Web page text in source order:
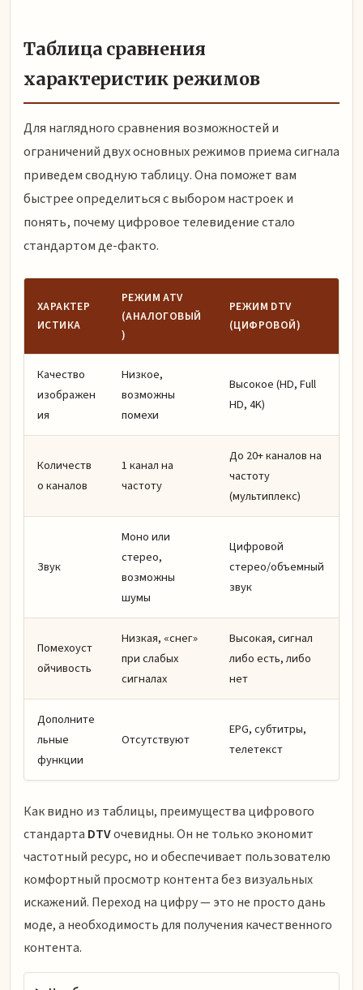
Таблица сравнения
характеристик режимов
Для наглядного сравнения возможностей и
ограничений двух основных режимов приема сигнала
приведем сводную таблицу. Она поможет вам
быстрее определиться с выбором настроек и
понять, почему цифровое телевидение стало
стандартом де-факто.
ХАРАКТЕР
ИСТИКА
РЕЖИМ ATV
(АНАЛОГОВЫЙ
)
РЕЖИМ DTV
(ЦИФРОВОЙ)
Качество
изображен
ия
Низкое,
возможны
помехи
Высокое (HD, Full
HD, 4K)
Количеств
о каналов
1 канал на
частоту
До 20+ каналов на
частоту
(мультиплекс)
Звук
Моно или
стерео,
возможны
шумы
Цифровой
стерео/объемный
звук
Помехоуст
ойчивость
Низкая, «снег»
при слабых
сигналах
Высокая, сигнал
либо есть, либо
нет
Дополните
льные
функции
Отсутствуют
EPG, субтитры,
телетекст
Как видно из таблицы, преимущества цифрового
стандарта DTVочевидны. Он не только экономит
частотный ресурс, но и обеспечивает пользователю
комфортный просмотр контента без визуальных
искажений. Переход на цифру — это не просто дань
моде, а необходимость для получения качественного
контента.